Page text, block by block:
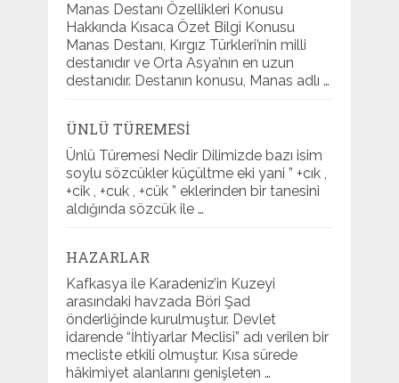
Manas Destanı Özellikleri Konusu
Hakkında Kısaca Özet Bilgi Konusu
Manas Destanı, Kırgız Türkleri’nin milli
destanıdır ve Orta Asya’nın en uzun
destanıdır. Destanın konusu, Manas adlı …
ÜNLÜ TÜREMESI
Ünlü Türemesi Nedir Dilimizde bazı isim
soylu sözcükler küçültme eki yani ” +cık ,
+cik , +cuk , +cük ” eklerinden bir tanesini
aldığında sözcük ile …
HAZARLAR
Kafkasya ile Karadeniz’in Kuzeyi
arasındaki havzada Böri Şad
önderliğinde kurulmuştur. Devlet
idarende “İhtiyarlar Meclisi” adı verilen bir
mecliste etkili olmuştur. Kısa sürede
hâkimiyet alanlarını genişleten …